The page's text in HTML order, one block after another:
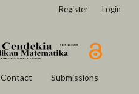
Contact Submissions
Register Login